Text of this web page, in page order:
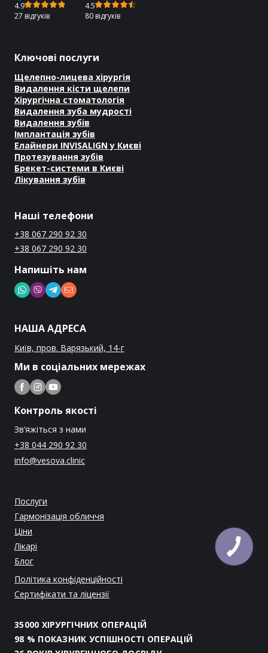
4.9
27 відгуків
4.5
80 відгуків
Ключові послуги
Щелепно-лицева хірургія
Видалення кісти щелепи
Хірургічна стоматологія
Видалення зуба мудрості
Видалення зубів
Імплантація зубів
Елайнери INVISALIGN у Києві
Протезування зубів
Брекет-системи в Києві
Лікування зубів
Наші телефони
+38 067 290 92 30
+38 067 290 92 30
Напишіть нам
НАША АДРЕСА
Київ, пров. Варязький, 14-г
Ми в соціальних мережах
Контроль якості
Зв’яжіться з нами
+38 044 290 92 30
info@vesova.clinic
Послуги
Гармонізація обличчя
Ціни
Лікарі
Блог
Політика конфіденційності
Сертифікати та ліцензії
35000 ХІРУРГІЧНИХ ОПЕРАЦІЙ
98 % ПОКАЗНИК УСПІШНОСТІ ОПЕРАЦІЙ